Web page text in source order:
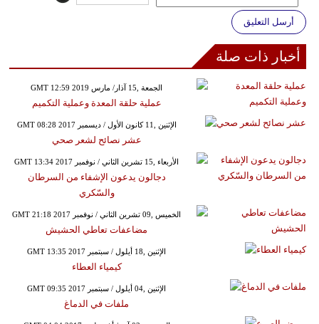
أرسل التعليق
أخبار ذات صلة
GMT 12:59 2019 الجمعة ,15 آذار/ مارس
عملية حلقة المعدة وعملية التكميم
GMT 08:28 2017 الإثنين ,11 كانون الأول / ديسمبر
عشر نصائح لشعر صحي
GMT 13:34 2017 الأربعاء ,15 تشرين الثاني / نوفمبر
دجالون يدعون الإشفاء من السرطان
والسّكري
GMT 21:18 2017 الخميس ,09 تشرين الثاني / نوفمبر
مضاعفات تعاطي الحشيش
GMT 13:35 2017 الإثنين ,18 أيلول / سبتمبر
كيمياء العطاء
GMT 09:35 2017 الإثنين ,04 أيلول / سبتمبر
ملفات في الدماغ